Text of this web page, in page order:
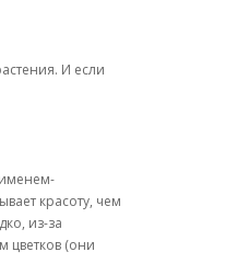
И если
красоту, чем
из-за
цветков (они